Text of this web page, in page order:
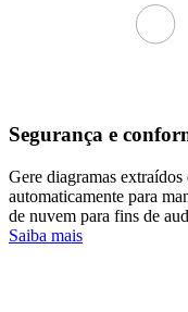
Segurança e
Gere diagramas
automaticamente para
de nuvem para fins de
Saiba mais